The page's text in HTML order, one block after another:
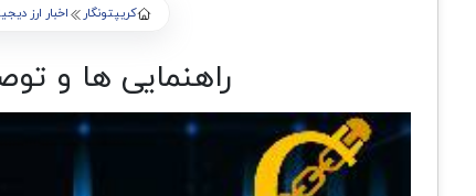
کریپتونگار اخبار ارز
راهنمایی ها و